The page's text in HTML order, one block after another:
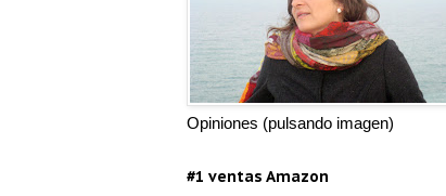
Opiniones (pulsando imagen)
#1 ventas Amazon